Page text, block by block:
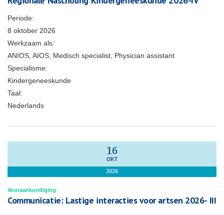
Periode:
8 oktober 2026
Werkzaam als:
ANIOS, AIOS, Medisch specialist, Physician assistant
Specialisme:
Kindergeneeskunde
Taal:
Nederlands
16
OKT
2026
Vooraankondiging
Communicatie: Lastige interacties voor artsen 2026- III